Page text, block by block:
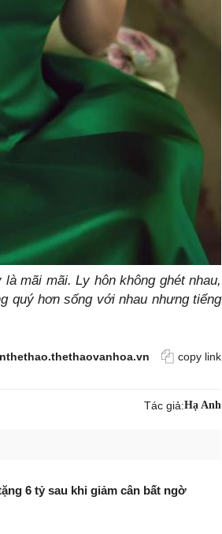
mãi mãi. Ly hôn không ghét nhau,
quý hơn sống với nhau nhưng tiếng
copy link
Tác giả:Hạ Anh
6 tỷ sau khi giảm cân bất ngờ